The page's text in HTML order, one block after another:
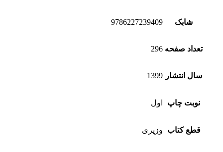
شابک 9786227239409
تعداد صفحه 296
سال انتشار 1399
نوبت چاپ اول
قطع کتاب وزیری